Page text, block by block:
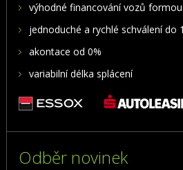
výhodné financování vozů
jednoduché a rychlé schválení do
akontace od 0%
variabilní délka splácení
Odběr novinek